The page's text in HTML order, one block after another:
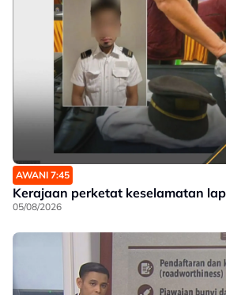
AWANI 7:45
Kerajaan perketat keselamatan
05/08/2026